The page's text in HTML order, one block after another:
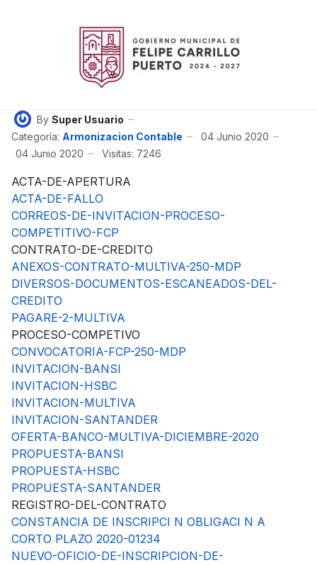
By Super Usuario
Categoría: Armonizacion Contable
04 Junio 2020
04 Junio 2020
Visitas: 7246
ACTA-DE-APERTURA
ACTA-DE-FALLO
CORREOS-DE-INVITACION-PROCESO-
COMPETITIVO-FCP
CONTRATO-DE-CREDITO
ANEXOS-CONTRATO-MULTIVA-250-MDP
DIVERSOS-DOCUMENTOS-ESCANEADOS-DEL-
CREDITO
PAGARE-2-MULTIVA
PROCESO-COMPETIVO
CONVOCATORIA-FCP-250-MDP
INVITACION-BANSI
INVITACION-HSBC
INVITACION-MULTIVA
INVITACION-SANTANDER
OFERTA-BANCO-MULTIVA-DICIEMBRE-2020
PROPUESTA-BANSI
PROPUESTA-HSBC
PROPUESTA-SANTANDER
REGISTRO-DEL-CONTRATO
CONSTANCIA DE INSCRIPCI N OBLIGACI N A
CORTO PLAZO 2020-01234
NUEVO-OFICIO-DE-INSCRIPCION-DE-